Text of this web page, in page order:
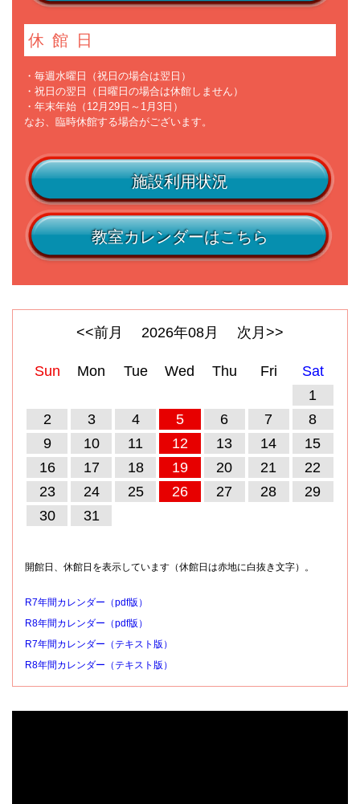
休館日
・毎週水曜日（祝日の場合は翌日）
・祝日の翌日（日曜日の場合は休館しません）
・年末年始（12月29日～1月3日）
なお、臨時休館する場合がございます。
施設利用状況
教室カレンダーはこちら
<<前月 2026年08月 次月>>
Sun Mon Tue Wed Thu Fri
Sat
1
2
3 4 5 6 7
8
9
10 11 12 13 14
15
16
17 18 19 20 21
22
23
24 25 26 27 28
29
30
31
開館日、休館日を表示しています（休館日は赤地に白抜き文字）。
R7年間カレンダー（pdf版）
R8年間カレンダー（pdf版）
R7年間カレンダー（テキスト版）
R8年間カレンダー（テキスト版）